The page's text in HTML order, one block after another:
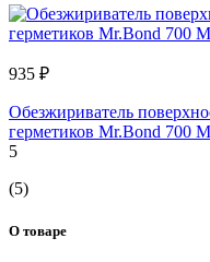
935 ₽
Обезжириватель
герметиков Mr.Bond 700
5
(5)
О товаре